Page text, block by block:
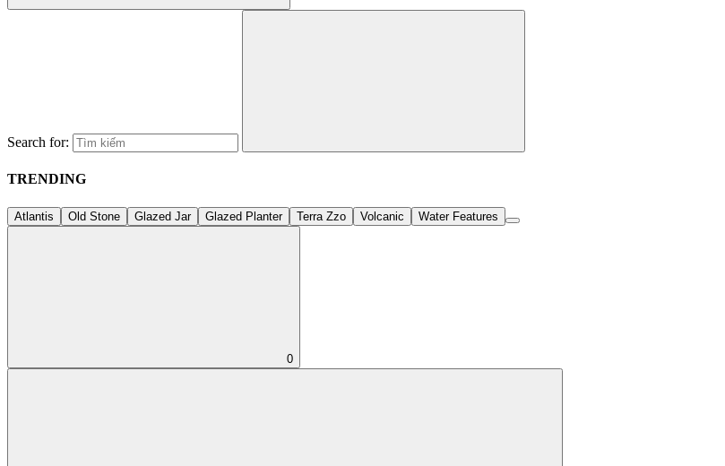
Search for:
TRENDING
Atlantis Old Stone Glazed Jar Glazed Planter Terra Zzo Volcanic Water Features
0